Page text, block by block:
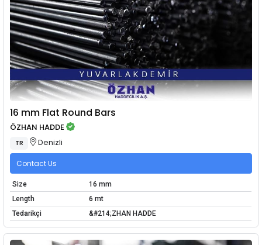
16 mm Flat Round Bars
ÖZHAN HADDE
TR Denizli
Contact Us
Size
16 mm
Length
6 mt
Tedarikçi
&#214;ZHAN HADDE